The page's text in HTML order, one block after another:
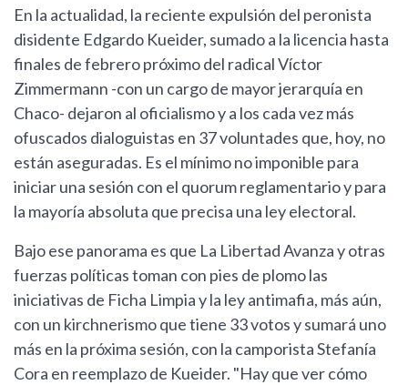
En la actualidad, la reciente expulsión del peronista
disidente Edgardo Kueider, sumado a la licencia hasta
finales de febrero próximo del radical Víctor
Zimmermann -con un cargo de mayor jerarquía en
Chaco- dejaron al oficialismo y a los cada vez más
ofuscados dialoguistas en 37 voluntades que, hoy, no
están aseguradas. Es el mínimo no imponible para
iniciar una sesión con el quorum reglamentario y para
la mayoría absoluta que precisa una ley electoral.
Bajo ese panorama es que La Libertad Avanza y otras
fuerzas políticas toman con pies de plomo las
iniciativas de Ficha Limpia y la ley antimafia, más aún,
con un kirchnerismo que tiene 33 votos y sumará uno
más en la próxima sesión, con la camporista Stefanía
Cora en reemplazo de Kueider. "Hay que ver cómo